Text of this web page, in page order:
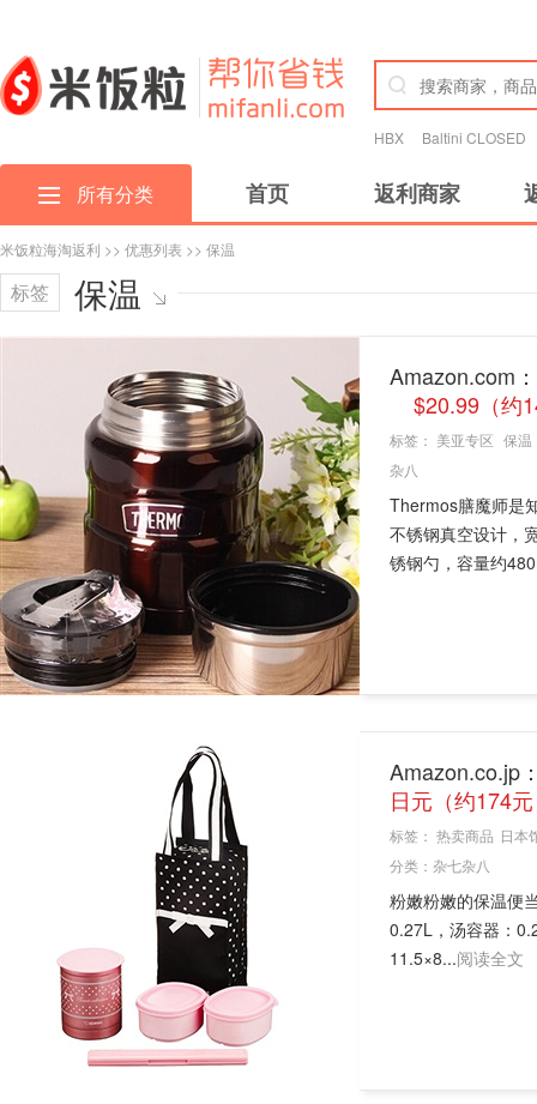
HBX Baltini CLOSED
所有分类 首页 返利商家
米饭粒海淘返利 >> 优惠列表 >> 保温
标签 保温
Amazon.com
$20.99（约
标签： 美亚专区 保温
杂八
Thermos膳魔师是
不锈钢真空设计，
锈钢勺，容量约
Amazon.co.jp
日元（约174
标签： 热卖商品 日本
分类： 杂七杂八
粉嫩粉嫩的保温便
0.27L，汤容器：
11.5×8...阅读全文